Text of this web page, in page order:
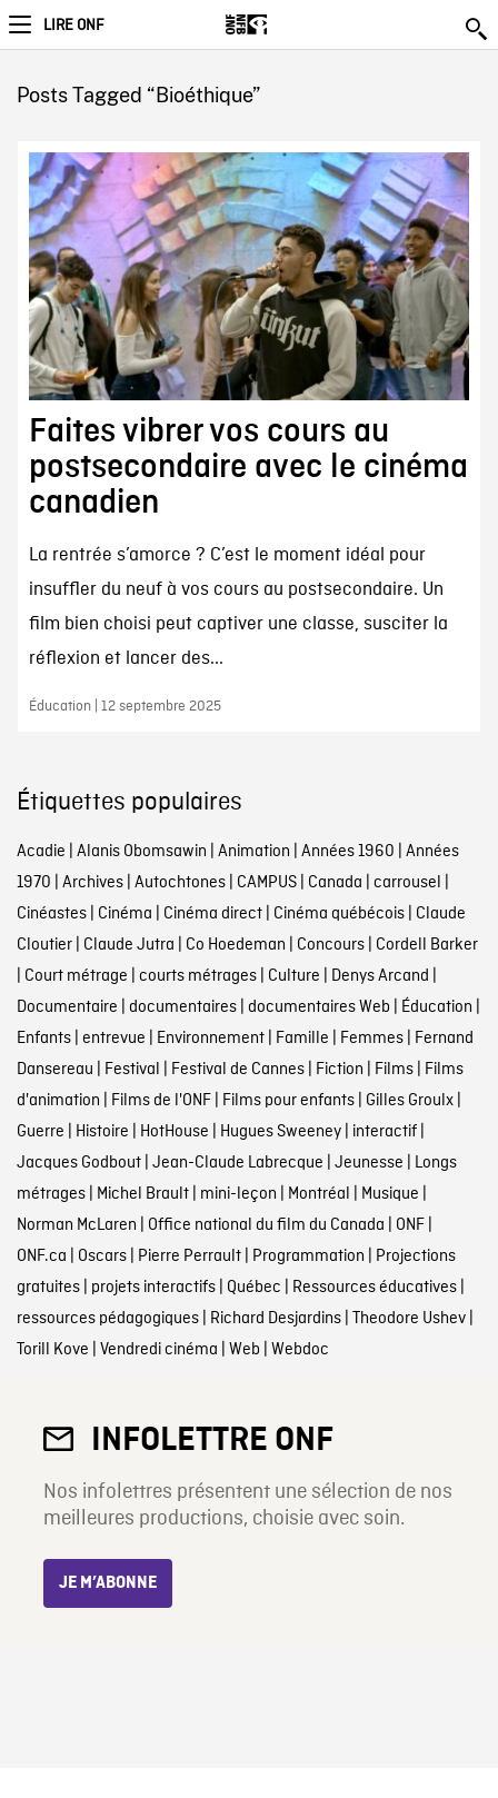
LIRE ONF
Posts Tagged “Bioéthique”
Faites vibrer vos cours au
postsecondaire avec le cinéma
canadien
La rentrée s’amorce ? C’est le moment idéal pour
insuffler du neuf à vos cours au postsecondaire. Un
film bien choisi peut captiver une classe, susciter la
réflexion et lancer des...
Éducation | 12 septembre 2025
Étiquettes populaires
Acadie Alanis Obomsawin Animation Années 1960 Années
1970 Archives| Autochtones| CAMPUS| Canada carrousel
Cinéastes| Cinéma Cinéma direct| Cinéma québécois| Claude
Cloutier| Claude Jutra Co Hoedeman Concours| Cordell Barker
Court métrage courts métrages| Culture Denys Arcand
Documentaire documentaires| documentaires Web Éducation
Enfants| entrevue Environnement| Famille Femmes| Fernand
Dansereau Festival Festival de Cannes| Fiction Films| Films
d'animation Films de l'ONF| Films pour enfants| Gilles Groulx|
Guerre Histoire HotHouse Hugues Sweeney| interactif|
Jacques Godbout| Jean-Claude Labrecque Jeunesse Longs
métrages| Michel Brault| mini-leçon Montréal Musique
Norman McLaren Office national du film du Canada ONF|
ONF.ca Oscars| Pierre Perrault| Programmation Projections
gratuites| projets interactifs| Québec Ressources éducatives|
ressources pédagogiques| Richard Desjardins| Theodore Ushev|
Torill Kove Vendredi cinéma Web Webdoc
INFOLETTRE ONF
Nos infolettres présentent une sélection de nos
meilleures productions, choisie avec soin.
JE M’ABONNE